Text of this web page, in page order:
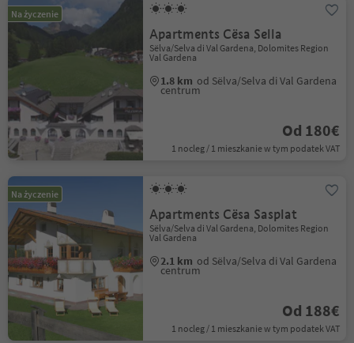
Na życzenie
Apartments Cësa Sella
Sëlva/Selva di Val Gardena, Dolomites Region
Val Gardena
1.8 km od Sëlva/Selva di Val Gardena
centrum
Od 180€
1 nocleg / 1 mieszkanie w tym podatek VAT
Na życzenie
Apartments Cësa Sasplat
Sëlva/Selva di Val Gardena, Dolomites Region
Val Gardena
2.1 km od Sëlva/Selva di Val Gardena
centrum
Od 188€
1 nocleg / 1 mieszkanie w tym podatek VAT